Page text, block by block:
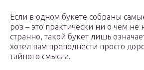
Если в одном букете собраны
роз – это практически ни о чем не
странно, такой букет лишь
хотел вам преподнести просто
тайного смысла.